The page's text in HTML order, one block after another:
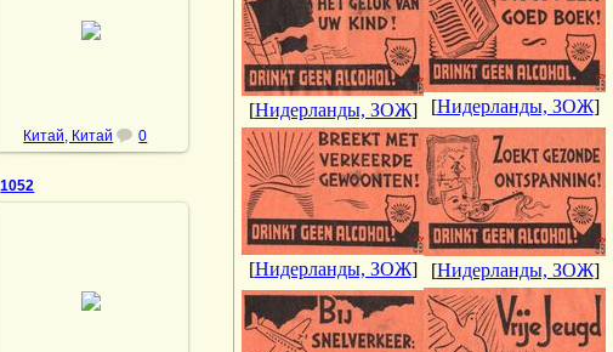
Китай, Китай 0
1052
[Нидерланды, ЗОЖ] [Нидерланды, ЗОЖ]
[Нидерланды, ЗОЖ] [Нидерланды, ЗОЖ]